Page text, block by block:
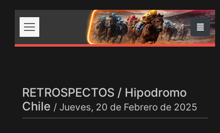
RETROSPECTOS / Hipodromo
Chile / Jueves, 20 de Febrero de 2025